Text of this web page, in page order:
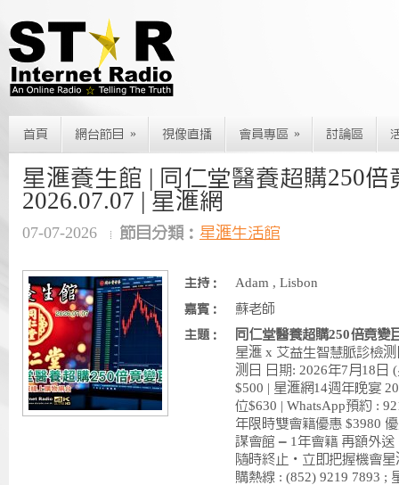
首頁 網台節目 » 視像直播 會員專區 » 討論區
星滙養生館 | 同仁堂醫養超購250倍
2026.07.07 | 星滙網
07-07-2026 節目分類： 星滙生活館
主持： Adam , Lisbon
嘉賓： 蘇老師
主題：
同仁堂醫養超購250倍竟變
星滙 x 艾益生智慧脈診檢
测日 日期: 2026年7月18日
$500 | 星滙網14週年晚宴
位$630 | WhatsApp預約 :
年限時雙會籍優惠 $3980
謀會館 – 1年會籍 再額外
隨時終止・立即把握機會
購熱線 : (852) 9219 7893 ;